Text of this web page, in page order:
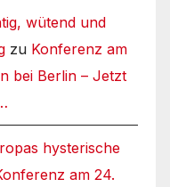
wütend und
zu Konferenz am
bei Berlin – Jetzt
hysterische
am 24.